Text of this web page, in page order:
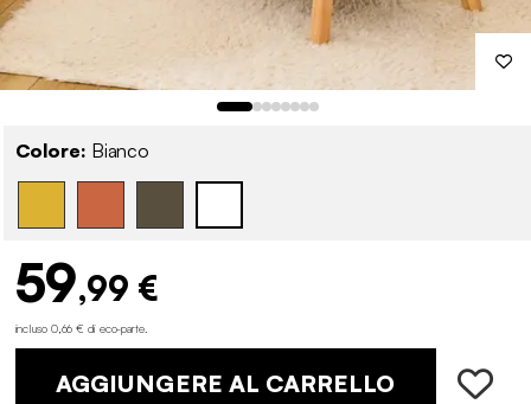
Colore: Bianco
59,99 €
incluso 0,66 € di eco-parte.
AGGIUNGERE AL CARRELLO